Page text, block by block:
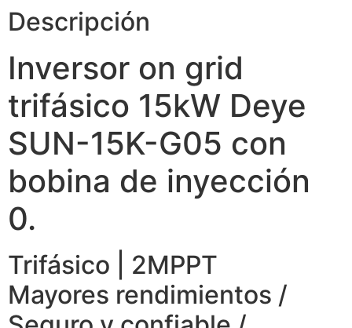
Descripción
Inversor on grid
trifásico 15kW Deye
SUN-15K-G05 con
bobina de inyección
0.
Trifásico | 2MPPT
Mayores rendimientos /